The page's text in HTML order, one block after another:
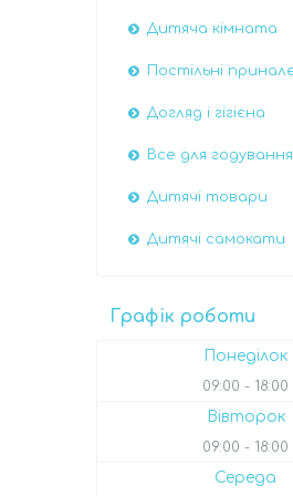
Дитяча кімната
Постільні
Догляд і гігієна
Все для годування
Дитячі товари
Дитячі самокати
Графік роботи
Понеділок
09:00 18:00
Вівторок
09:00 18:00
Середа